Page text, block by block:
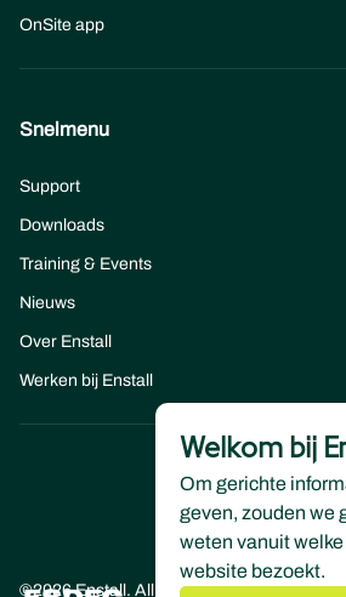
OnSite app
Snelmenu
Support
Downloads
Training & Events
Nieuws
Over Enstall
Werken bij Enstall
©2026 Enstall. All rights reserved
Welkom bij
Om gerichte
geven, zouden we
weten vanuit
website bezoekt.